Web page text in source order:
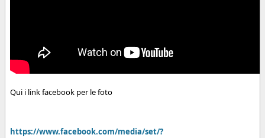
Qui i link facebook per le foto
https://www.facebook.com/media/set/?